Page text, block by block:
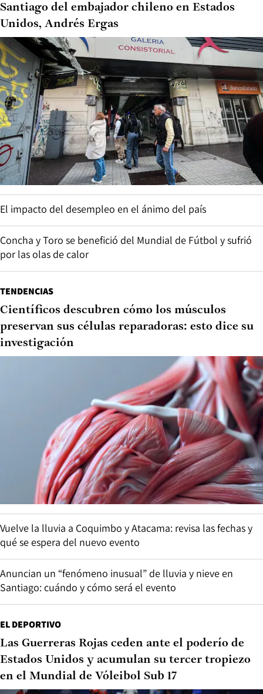
Santiago del embajador chileno en Estados
Unidos, Andrés Ergas
El impacto del desempleo en el ánimo del país
Concha y Toro se benefició del Mundial de Fútbol y sufrió
por las olas de calor
TENDENCIAS
Científicos descubren cómo los músculos
preservan sus células reparadoras: esto dice su
investigación
Vuelve la lluvia a Coquimbo y Atacama: revisa las fechas y
qué se espera del nuevo evento
Anuncian un “fenómeno inusual” de lluvia y nieve en
Santiago: cuándo y cómo será el evento
EL DEPORTIVO
Las Guerreras Rojas ceden ante el poderío de
Estados Unidos y acumulan su tercer tropiezo
en el Mundial de Vóleibol Sub 17